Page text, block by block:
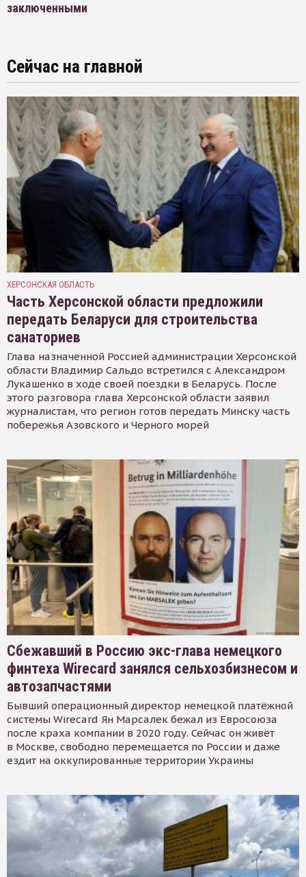
заключенными
Сейчас на главной
ХЕРСОНСКАЯ ОБЛАСТЬ
Часть Херсонской области предложили
передать Беларуси для строительства
санаториев
Глава назначенной Россией администрации Херсонской
области Владимир Сальдо встретился с Александром
Лукашенко в ходе своей поездки в Беларусь. После
этого разговора глава Херсонской области заявил
журналистам, что регион готов передать Минску часть
побережья Азовского и Черного морей
Сбежавший в Россию экс-глава немецкого
финтеха Wirecard занялся сельхозбизнесом и
автозапчастями
Бывший операционный директор немецкой платёжной
системы Wirecard Ян Марсалек бежал из Евросоюза
после краха компании в 2020 году. Сейчас он живёт
в Москве, свободно перемещается по России и даже
ездит на оккупированные территории Украины